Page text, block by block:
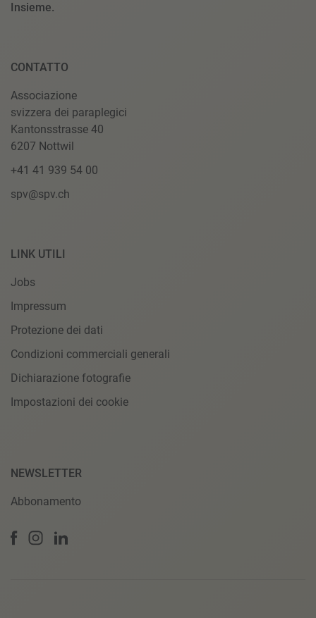
Insieme.
CONTATTO
Associazione
svizzera dei paraplegici
Kantonsstrasse 40
6207 Nottwil
+41 41 939 54 00
spv@spv.ch
LINK UTILI
Jobs
Impressum
Protezione dei dati
Condizioni commerciali generali
Dichiarazione fotografie
Impostazioni dei cookie
NEWSLETTER
Abbonamento